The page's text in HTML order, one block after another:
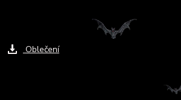
Oblečení